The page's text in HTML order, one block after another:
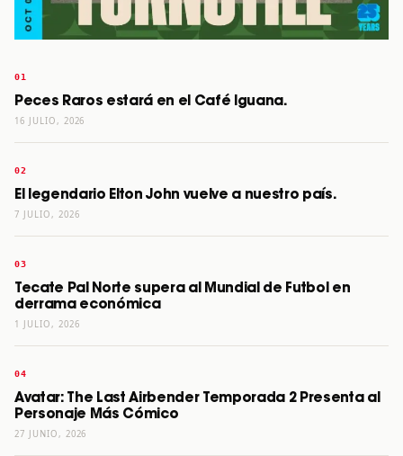
Peces Raros estará en el Café Iguana.
16 JULIO, 2026
El legendario Elton John vuelve a nuestro país.
7 JULIO, 2026
Tecate Pal Norte supera al Mundial de Futbol en
derrama económica
1 JULIO, 2026
Avatar: The Last Airbender Temporada 2 Presenta al
Personaje Más Cómico
27 JUNIO, 2026